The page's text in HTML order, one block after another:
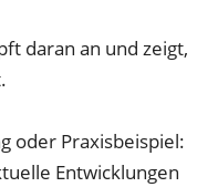
daran an und zeigt,
oder Praxisbeispiel:
Entwicklungen